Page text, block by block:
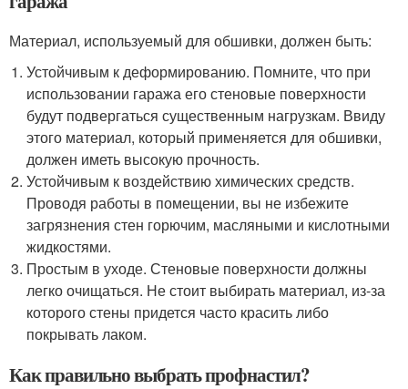
Материал, используемый для обшивки, должен быть:
Устойчивым к деформированию. Помните, что при
использовании гаража его стеновые поверхности
будут подвергаться существенным нагрузкам. Ввиду
этого материал, который применяется для обшивки,
должен иметь высокую прочность.
Устойчивым к воздействию химических средств.
Проводя работы в помещении, вы не избежите
загрязнения стен горючим, масляными и кислотными
жидкостями.
Простым в уходе. Стеновые поверхности должны
легко очищаться. Не стоит выбирать материал, из-за
которого стены придется часто красить либо
покрывать лаком.
Как правильно выбрать профнастил?